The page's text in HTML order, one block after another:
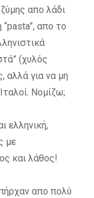
απο λάδι
απο το
(χυλός
αλλά για να μη
Νομίζω;
ελληνική,
με
και λάθος!
απο πολύ